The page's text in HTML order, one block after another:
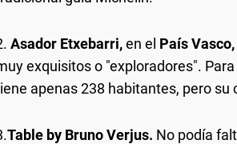
Asador Etxebarri,en el País
exquisitos o "exploradores".
apenas 238 habitantes, pero su
Table by Bruno Verjus. No podía